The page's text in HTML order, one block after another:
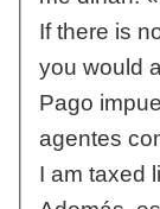
If there is
you would
Pago
agentes
I am taxed